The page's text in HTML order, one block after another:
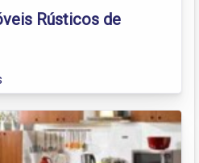
Rústicos de